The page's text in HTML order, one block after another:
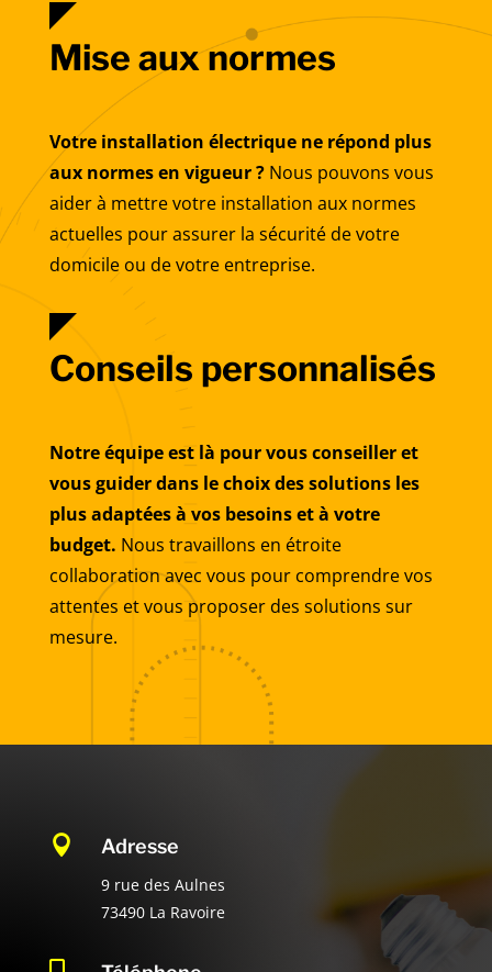
Mise aux normes
Votre installation électrique ne répond plus
aux normes en vigueur ?Nous pouvons vous
aider à mettre votre installation aux normes
actuelles pour assurer la sécurité de votre
domicile ou de votre entreprise.
Conseils personnalisés
Notre équipe est là pour vous conseiller et
vous guider dans le choix des solutions les
plus adaptées à vos besoins et à votre
budget. Nous travaillons en étroite
collaboration avec vous pour comprendre vos
attentes et vous proposer des solutions sur
mesure.
 Adresse
9 rue des Aulnes
73490 La Ravoire